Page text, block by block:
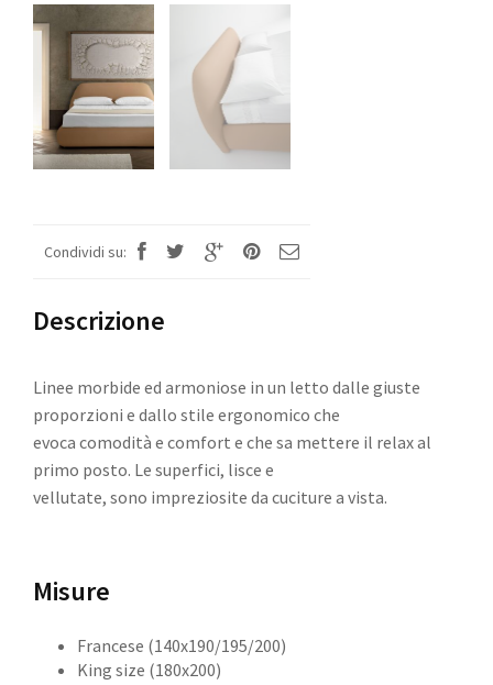
SU MISURA
Scegli le dimensioni del tuo letto
Condividi su:
Descrizione
Linee morbide ed armoniose in un letto dalle giuste
proporzioni e dallo stile ergonomico che
evoca comodità e comfort e che sa mettere il relax al
primo posto. Le superfici, lisce e
vellutate, sono impreziosite da cuciture a vista.
Misure
Francese (140x190/195/200)
King size (180x200)